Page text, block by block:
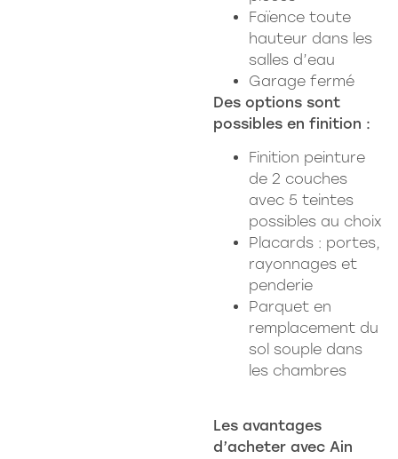
Faïence toute
hauteur dans les
salles d’eau
Garage fermé
Des options sont
possibles en finition :
Finition peinture
de 2 couches
avec 5 teintes
possibles au choix
Placards : portes,
rayonnages et
penderie
Parquet en
remplacement du
sol souple dans
les chambres
Les avantages
d’acheter avec Ain